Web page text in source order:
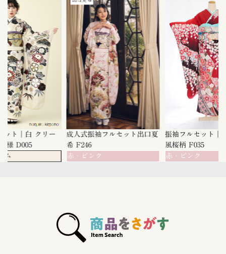
ット｜白 クリー
様 D005
ム
成人式振袖フルセット出口夏
希 F246
赤・ピンク
振袖フルセット｜
風桜柄 F035
赤・ピンク